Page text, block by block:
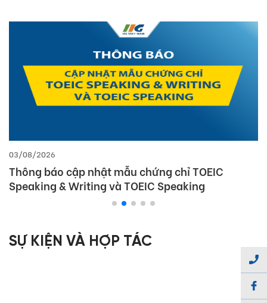
03/08/2026
Thông báo cập nhật mẫu chứng chỉ TOEIC
Speaking & Writing và TOEIC Speaking
SỰ KIỆN VÀ HỢP TÁC